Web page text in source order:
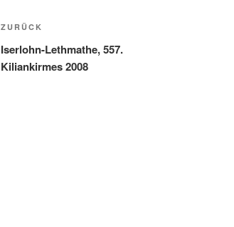
Beitragsnavigation
Vorheriger
Beitrag
ZURÜCK
Iserlohn-Lethmathe, 557.
Kiliankirmes 2008